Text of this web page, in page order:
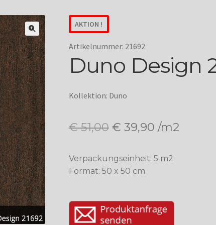
AKTION !
Artikelnummer: 21692
Duno Design
Kollektion: Duno
€51,00 Ursprünglicher
war:
€ 39,90Aktueller
ist:
/m2
Verpackungseinheit: 5 m2
Format: 50 x 50 cm